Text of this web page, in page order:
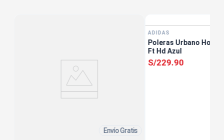
Envío Gratis
ADIDAS
Poleras Urbano
Ft Hd Azul
S/229.90